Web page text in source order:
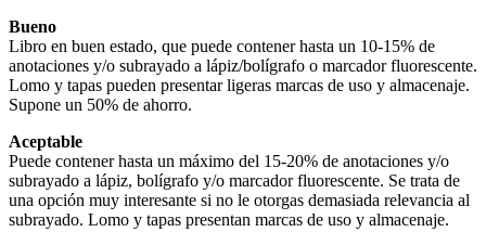
Bueno
Libro en buen estado, que puede contener hasta un 10-15% de
anotaciones y/o subrayado a lápiz/bolígrafo o marcador fluorescente.
Lomo y tapas pueden presentar ligeras marcas de uso y almacenaje.
Supone un 50% de ahorro.
Aceptable
Puede contener hasta un máximo del 15-20% de anotaciones y/o
subrayado a lápiz, bolígrafo y/o marcador fluorescente. Se trata de
una opción muy interesante si no le otorgas demasiada relevancia al
subrayado. Lomo y tapas presentan marcas de uso y almacenaje.